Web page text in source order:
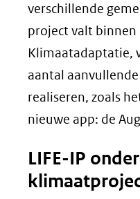
verschillende
project valt binnen
Klimaatadaptatie,
aantal
realiseren, zoals
nieuwe app: de
LIFE-IP